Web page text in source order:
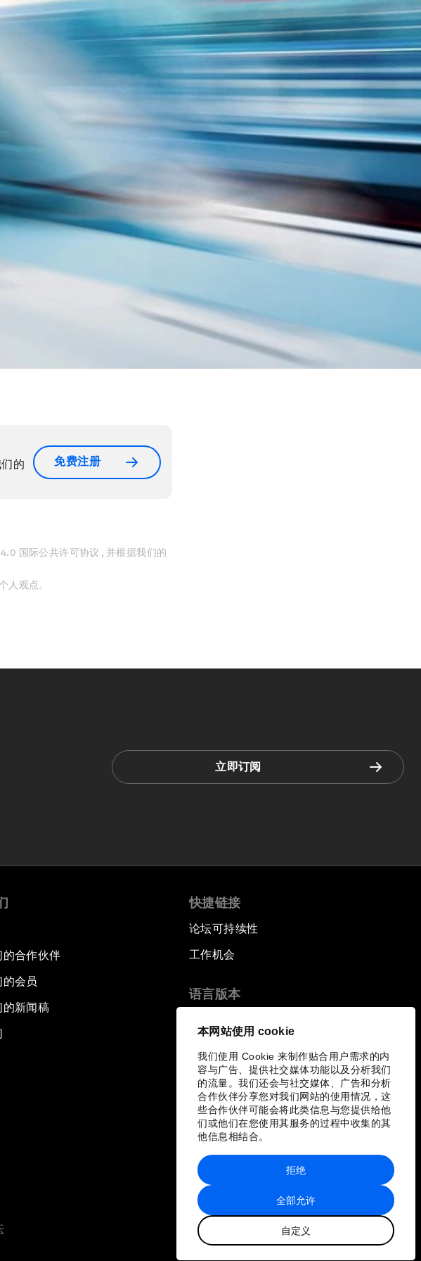
本网站使用 cookie
我们使用 Cookie 来制作贴合用户需求的内
容与广告、提供社交媒体功能以及分析我们
的流量。我们还会与社交媒体、广告和分析
合作伙伴分享您对我们网站的使用情况，这
些合作伙伴可能会将此类信息与您提供给他
们或他们在您使用其服务的过程中收集的其
他信息相结合。
全部允许
自定义
拒绝
的
免费注册
国际公共许可协议 , 并根据我们的
人观点。
立即订阅
的合作伙伴
的会员
的新闻稿
快捷链接
论坛可持续性
工作机会
语言版本